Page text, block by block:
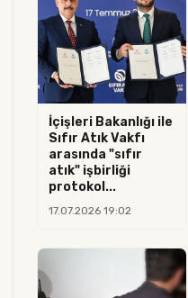
İçişleri Bakanlığı ile
Sıfır Atık Vakfı
arasında "sıfır
atık" işbirliği
protokol...
17.07.2026 19:02